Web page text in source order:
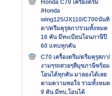
Honda C70 เครืองดรีม
/Honda
wing125/JX110/C700นันทิ
ดา/ดรีมคุรุสภา/รวมทั้งหมด
16 คัน มีทะเบียนโอนภาษีปี
60 แทบทุกคัน
C70 เครื่องดรีม/ดรีมคุรุสภา/
งามๆรถสวยๆสีมุขภาษีพร้อม
โอนได้ทุกคัน มาลองได้เลย
ตามความพอใจ รวมทั้งหมด
9 คัน มีทบ.โอนได้